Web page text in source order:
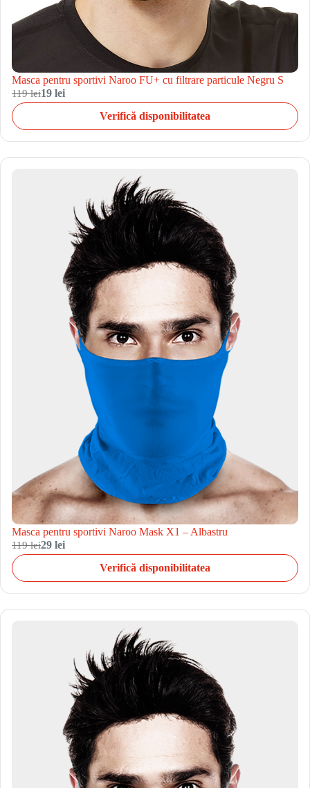
Masca pentru sportivi Naroo FU+ cu filtrare particule Negru S
119 lei19 lei
Verifică disponibilitatea
Masca pentru sportivi Naroo Mask X1 – Albastru
119 lei29 lei
Verifică disponibilitatea